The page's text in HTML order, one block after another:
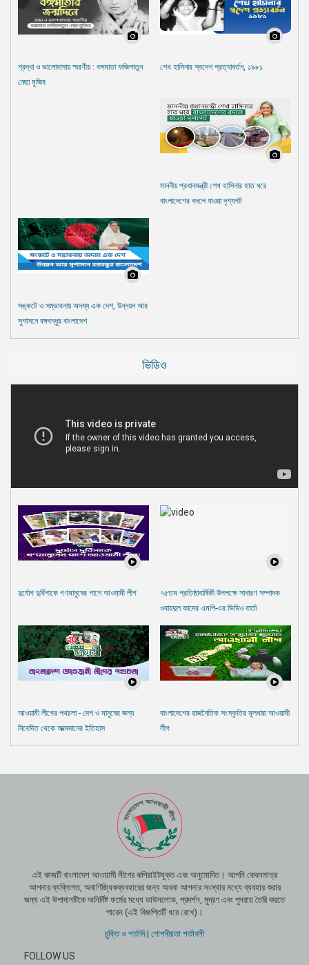
শ্রদ্ধা ও ভালোবাসায় স্মরণীয় : বঙ্গমাতা ফজিলাতুন
নেছা মুজিব
শেখ হাসিনার স্বদেশ প্রত্যাবর্তন, ১৯৮১
মাননীয় প্রধানমন্ত্রী শেখ হাসিনার হাত ধরে
বাংলাদেশের বদলে যাওয়া দৃশ্যপট
সঙ্কটে ও সম্ভাবনায় অদম্য এক দেশ, উন্নয়ন আর
সুশাসনে বঙ্গবন্ধুর বাংলাদেশ
ভিডিও
দুর্যোগ দুর্বিপাকে গণমানুষের পাশে আওযা়মী লীগ
৭৫তম প্রতিষ্ঠাবার্ষিকী উপলক্ষে সাধারণ সম্পাদক
ওবায়দুল কাদের এমপি-এর ভিডিও বার্তা
আওয়ামী লীগের পথচলা - দেশ ও মানুষের জন্য
নিবেদিত থেকে আত্মদানের ইতিহাস
বাংলাদেশের রাজনৈতিক সংস্কৃতির মূলধারা আওয়ামী
লীগ
এই কাজটি বাংলাদেশ আওয়ামী লীগের কপিরাইটযুক্ত এবং অনুমোদিত। আপনি কেবলমাত্র
আপনার ব্যক্তিগত, অবাণিজ্যিকব্যবহারের জন্য অথবা আপনার সংস্থার মধ্যে ব্যবহার করার
জন্য এই উপাদানটিকে অনির্দিষ্ট ফর্মের মধ্যে ডাউনলোড, প্রদর্শন, মুদ্রণ এবং পুনরায় তৈরি করতে
পারেন (এই বিজ্ঞপ্তিটি ধরে রেখে)।
চুক্তি ও শর্তাদি| গোপনীয়তা শর্তাবলী
FOLLOW US